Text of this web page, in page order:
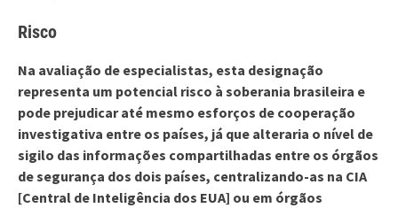
Risco
Na avaliação de especialistas, esta designação
representa um potencial risco à soberania brasileira e
pode prejudicar até mesmo esforços de cooperação
investigativa entre os países, já que alteraria o nível de
sigilo das informações compartilhadas entre os órgãos
de segurança dos dois países, centralizando-as na CIA
[Central de Inteligência dos EUA] ou em órgãos